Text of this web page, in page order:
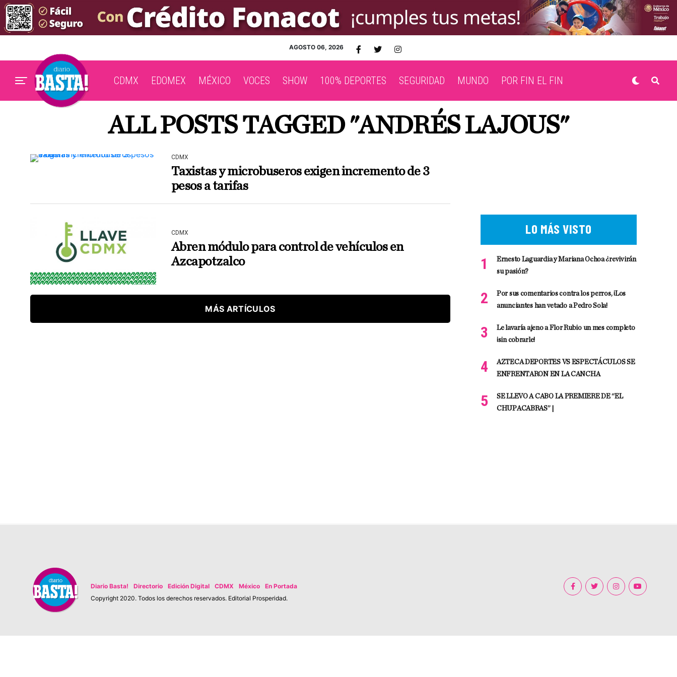
AGOSTO 06, 2026
CDMX EDOMEX MÉXICO VOCES SHOW 100% DEPORTES SEGURIDAD MUNDO POR FIN EL FIN
ALL POSTS TAGGED "ANDRÉS LAJOUS"
CDMX
Taxistas y microbuseros exigen incremento de 3
pesos a tarifas
CDMX
Abren módulo para control de vehículos en
Azcapotzalco
MÁS ARTÍCULOS
LO MÁS VISTO
Ernesto Laguardia y Mariana Ochoa ¿revivirán
su pasión?
Por sus comentarios contra los perros, ¡Los
anunciantes han vetado a Pedro Sola!
Le lavaría ajeno a Flor Rubio un mes completo
¡sin cobrarle!
AZTECA DEPORTES VS ESPECTÁCULOS SE
ENFRENTARON EN LA CANCHA
SE LLEVO A CABO LA PREMIERE DE “EL
CHUPACABRAS” |
Diario Basta! Directorio Edición Digital CDMX México
En Portada
Copyright 2020. Todos los derechos reservados. Editorial Prosperidad.